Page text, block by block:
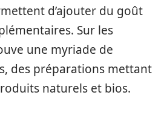
d’ajouter du goût
Sur les
une myriade de
des préparations mettant
naturels et bios.